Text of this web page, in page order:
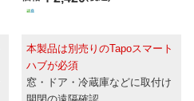
本製品は別売りのTapoスマート
ハブが必須
窓・ドア・冷蔵庫などに取付け